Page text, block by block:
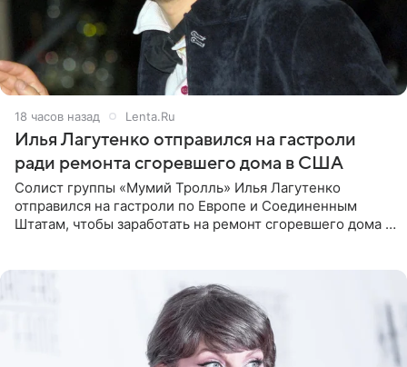
18 часов назад Lenta.Ru
Илья Лагутенко отправился на гастроли
ради ремонта сгоревшего дома в США
Солист группы «Мумий Тролль» Илья Лагутенко
отправился на гастроли по Европе и Соединенным
Штатам, чтобы заработать на ремонт сгоревшего дома в